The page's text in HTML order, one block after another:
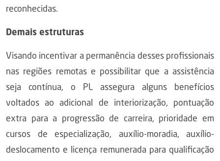
reconhecidas.
Demais estruturas
Visando incentivar a permanência desses profissionais
nas regiões remotas e possibilitar que a assistência
seja contínua, o PL assegura alguns benefícios
voltados ao adicional de interiorização, pontuação
extra para a progressão de carreira, prioridade em
cursos de especialização, auxílio-moradia, auxílio-
deslocamento e licença remunerada para qualificação